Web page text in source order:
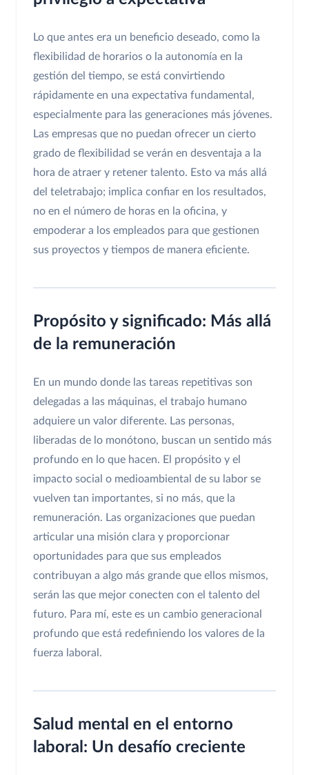
Lo que antes era un beneficio deseado, como la
flexibilidad de horarios o la autonomía en la
gestión del tiempo, se está convirtiendo
rápidamente en una expectativa fundamental,
especialmente para las generaciones más jóvenes.
Las empresas que no puedan ofrecer un cierto
grado de flexibilidad se verán en desventaja a la
hora de atraer y retener talento. Esto va más allá
del teletrabajo; implica confiar en los resultados,
no en el número de horas en la oficina, y
empoderar a los empleados para que gestionen
sus proyectos y tiempos de manera eficiente.
Propósito y significado: Más allá
de la remuneración
En un mundo donde las tareas repetitivas son
delegadas a las máquinas, el trabajo humano
adquiere un valor diferente. Las personas,
liberadas de lo monótono, buscan un sentido más
profundo en lo que hacen. El propósito y el
impacto social o medioambiental de su labor se
vuelven tan importantes, si no más, que la
remuneración. Las organizaciones que puedan
articular una misión clara y proporcionar
oportunidades para que sus empleados
contribuyan a algo más grande que ellos mismos,
serán las que mejor conecten con el talento del
futuro. Para mí, este es un cambio generacional
profundo que está redefiniendo los valores de la
fuerza laboral.
Salud mental en el entorno
laboral: Un desafío creciente